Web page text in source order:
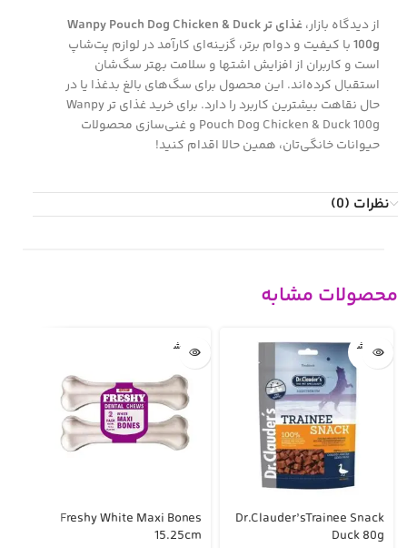
از دیدگاه بازار،
غذای تر Wanpy Pouch Dog Chicken & Duck
100gبا کیفیت و دوام برتر، گزینه‌ای کارآمد در لوازم پت‌شاپ
است و کاربران از افزایش اشتها و سلامت بهتر سگ‌شان
استقبال کرده‌اند. این محصول برای سگ‌های بالغ بدغذا یا در
حال نقاهت بیشترین کاربرد را دارد. برای خرید غذای تر Wanpy
Pouch Dog Chicken & Duck 100g و غنی‌سازی محصولات
حیوانات خانگی‌تان، همین حالا اقدام کنید!
نظرات (0)
محصولات مشابه
تمام ش
ده
Dr.Clauder’sTrainee Snack
Duck 80g
تمام ش
ده
Freshy White Maxi Bones
15.25cm